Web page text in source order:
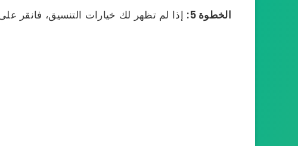
الخطوة 5: إذا لم تظهر لك خيارات التنسيق، فانقر